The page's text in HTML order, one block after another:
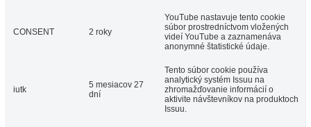
CONSENT 2 roky
YouTube nastavuje tento cookie
súbor prostredníctvom vložených
videí YouTube a zaznamenáva
anonymné štatistické údaje.
iutk
5 mesiacov 27
dní
Tento súbor cookie používa
analytický systém Issuu na
zhromažďovanie informácií o
aktivite návštevníkov na produktoch
Issuu.